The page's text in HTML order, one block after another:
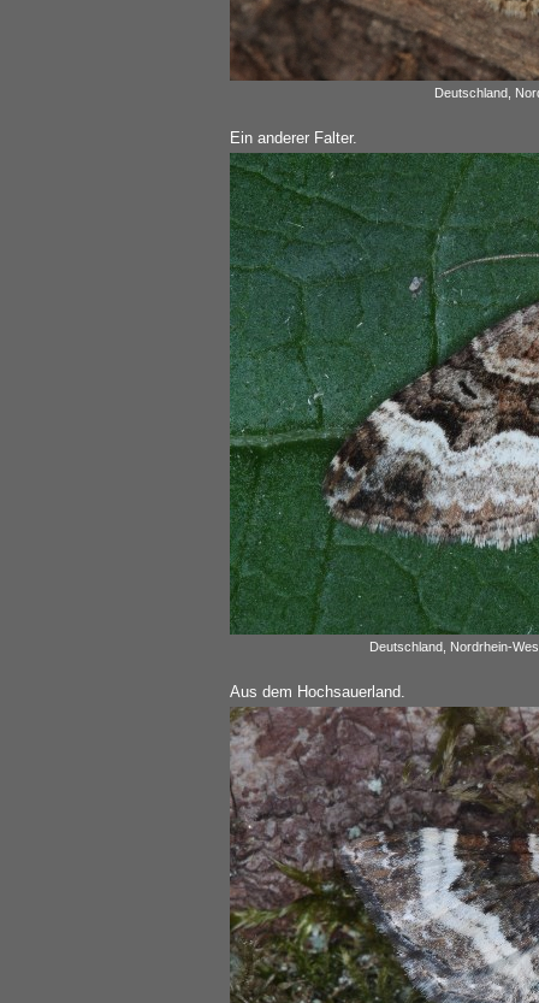
Deutschland,
Ein anderer Falter.
Deutschland, Nordrhein-
Aus dem Hochsauerland.